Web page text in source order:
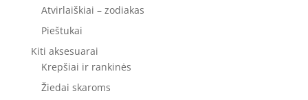
Atvirlaiškiai – zodiakas
Pieštukai
Kiti aksesuarai
Krepšiai ir rankinės
Žiedai skaroms